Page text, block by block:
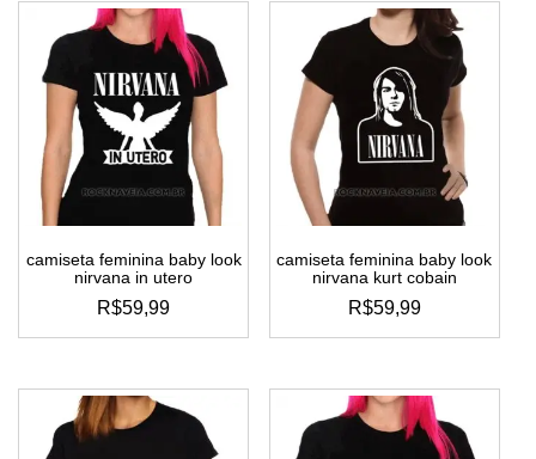
camiseta feminina baby look
nirvana in utero
R$59,99
este
tem
várias
variantes.
camiseta feminina baby look
nirvana kurt cobain
R$59,99
este
tem
várias
variantes.